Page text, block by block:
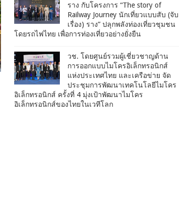
ราง กับโครงการ “The story of
Railway Journey นักเที่ยวแบบสับ (จับ
เรื่อง) ราง” ปลุกพลังท่องเที่ยวชุมชน
โดยรถไฟไทย เพื่อการท่องเที่ยวอย่างยั่งยืน
วช. โดยศูนย์รวมผู้เชี่ยวชาญด้าน
การออกแบบไมโครอิเล็กทรอนิกส์
แห่งประเทศไทย และเครือข่าย จัด
ประชุมการพัฒนาเทคโนโลยีไมโคร
อิเล็กทรอนิกส์ ครั้งที่ 4 มุ่งเป้าพัฒนาไมโคร
อิเล็กทรอนิกส์ของไทยในเวทีโลก